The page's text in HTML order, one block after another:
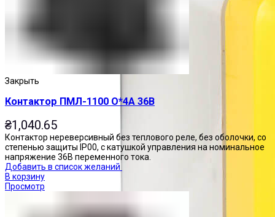
Закрыть
Контактор ПМЛ-1100 О*4А 36В
₴1,040.65
Контактор нереверсивный без теплового реле, без оболочки, со
степенью защиты IP00, с катушкой управления на номинальное
напряжение 36В переменного тока.
Добавить в список желаний
В корзину
Просмотр